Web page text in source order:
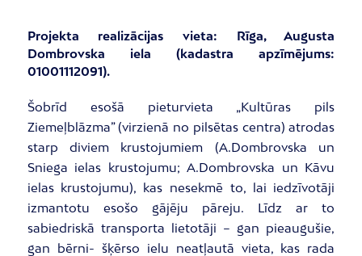
Projekta realizācijas vieta: Rīga, Augusta
Dombrovska iela (kadastra apzīmējums:
01001112091).
Šobrīd esošā pieturvieta „Kultūras pils
Ziemeļblāzma” (virzienā no pilsētas centra) atrodas
starp diviem krustojumiem (A.Dombrovska un
Sniega ielas krustojumu; A.Dombrovska un Kāvu
ielas krustojumu), kas nesekmē to, lai iedzīvotāji
izmantotu esošo gājēju pāreju. Līdz ar to
sabiedriskā transporta lietotāji – gan pieaugušie,
gan bērni- šķērso ielu neatļautā vieta, kas rada